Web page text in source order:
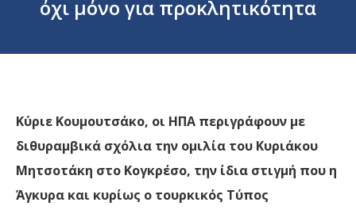
όχι μόνο για προκλητικότητα
Κύριε Κουμουτσάκο, οι ΗΠΑ περιγράφουν με
διθυραμβικά σχόλια την ομιλία του Κυριάκου
Μητσοτάκη στο Κογκρέσο, την ίδια στιγμή που η
Άγκυρα και κυρίως ο τουρκικός Τύπος